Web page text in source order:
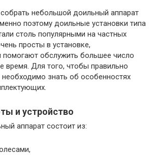
небольшой доильный аппарат
поэтому доильные установки типа
столь популярными на частных
просты в установке,
помогают обслужить большее число
время. Для того, чтобы правильно
необходимо знать об особенностях
и устройство
аппарат состоит из: